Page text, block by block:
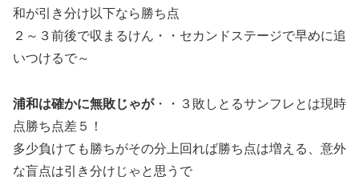
和が引き分け以下なら勝ち点
２～３前後で収まるけん・・セカンドステージで早めに追
いつけるで～
浦和は確かに無敗じゃが・・３敗しとるサンフレとは現時
点勝ち点差５！
多少負けても勝ちがその分上回れば勝ち点は増える、意外
な盲点は引き分けじゃと思うで